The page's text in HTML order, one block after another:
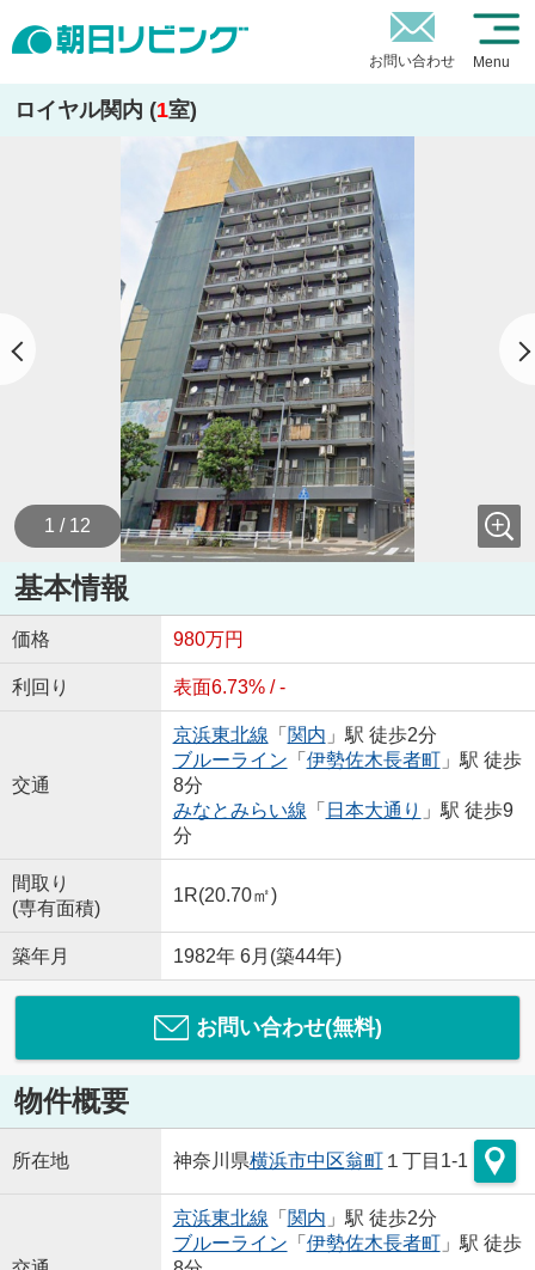
お問い合わせ Menu
ロイヤル関内 (1室)
1 / 12
基本情報
価格 980万円
利回り 表面6.73% / -
交通
京浜東北線 「 関内 」駅 徒歩2分
ブルーライン 「 伊勢佐木長者町」駅 徒歩
8分
みなとみらい線 「 日本大通り 」駅 徒歩9
分
間取り
(専有面積)
1R(20.70㎡)
築年月 1982年 6月(築44年)
お問い合わせ(無料)
物件概要
所在地 神奈川県横浜市中区翁町１丁目1-1
京浜東北線 「 関内 」駅 徒歩2分
ブルーライン 「 伊勢佐木長者町」駅 徒歩